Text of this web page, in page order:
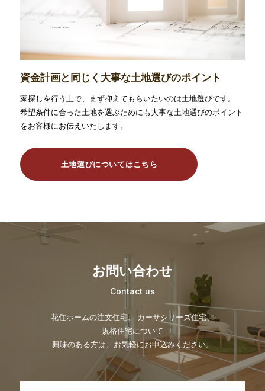
資金計画と同じく大事な土地選びのポイント
家探しを行う上で、まず抑えてもらいたいのは土地選びです。
希望条件に合った土地を選ぶためにも大事な土地選びのポイント
をお客様にお伝えいたします。
土地選びについてはこちら
お問い合わせ
Contact us
花住ホームの注文住宅、 カーサシリーズ住宅、
規格住宅について
興味のある方は、お気軽にお申込みください。